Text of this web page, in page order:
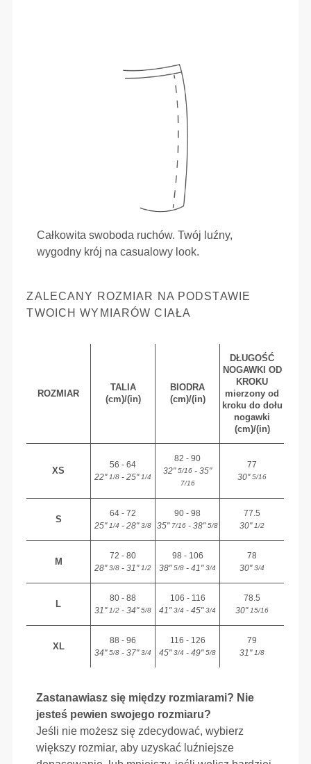
Całkowita swoboda ruchów. Twój luźny,
wygodny krój na casualowy look.
ZALECANY ROZMIAR NA PODSTAWIE
TWOICH WYMIARÓW CIAŁA
ROZMIAR
TALIA
(cm)/(in)
BIODRA
(cm)/(in)
DŁUGOŚĆ
NOGAWKI OD
KROKU
mierzony od
kroku do dołu
nogawki
(cm)/(in)
XS
56 - 64
22"1/8 - 25"1/4
82 - 90
32"5/16 - 35"
7/16
77
30"5/16
S
64 - 72
25"1/4 - 28"3/8
90 - 98
35"7/16 - 38"5/8
77.5
30"1/2
M
72 - 80
28"3/8 - 31"1/2
98 - 106
38"5/8 - 41"3/4
78
30"3/4
L
80 - 88
31"1/2 - 34"5/8
106 - 116
41"3/4 - 45"3/4
78.5
30"15/16
XL
88 - 96
34"5/8 - 37"3/4
116 - 126
45"3/4 - 49"5/8
79
31"1/8
Zastanawiasz się między rozmiarami? Nie
jesteś pewien swojego rozmiaru?
Jeśli nie możesz się zdecydować, wybierz
większy rozmiar, aby uzyskać luźniejsze